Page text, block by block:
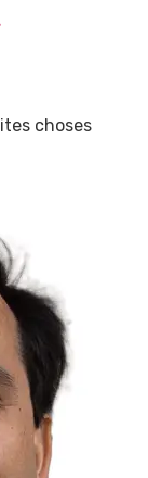
choses